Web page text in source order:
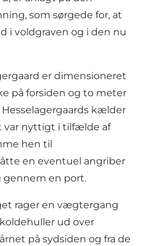
som sørgede for, at
i voldgraven og i den nu
er dimensioneret
på forsiden og to meter
kælder
var nyttigt i tilfælde af
hen til
en eventuel angriber
gennem en port.
rager en vægtergang
ud over
på sydsiden og fra de